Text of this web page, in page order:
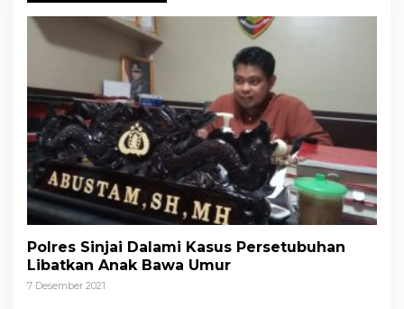
Polres Sinjai Dalami Kasus Persetubuhan
Libatkan Anak Bawa Umur
7 Desember 2021